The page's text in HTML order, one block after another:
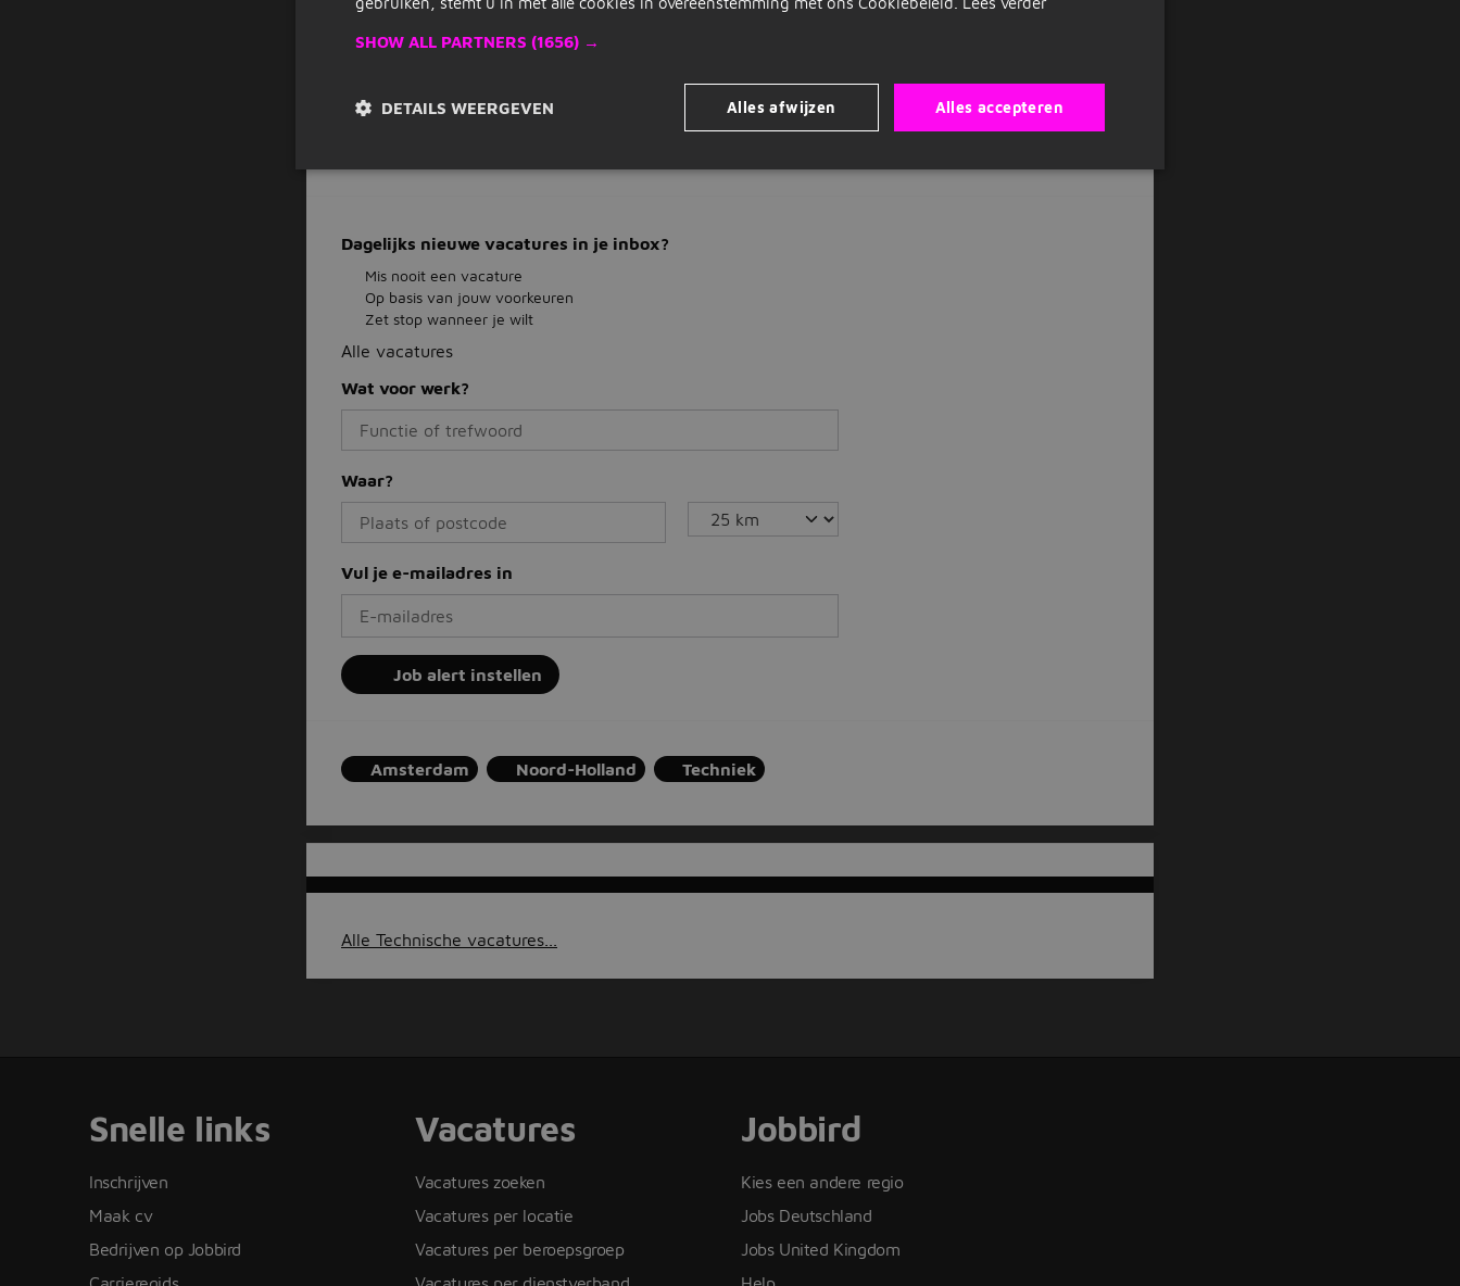
Nu solliciteren
Dagelijks nieuwe vacatures in je inbox?
Mis nooit een vacature
Op basis van jouw voorkeuren
Zet stop wanneer je wilt
Alle vacatures
Wat voor werk?
Waar?
Vul je e-mailadres in
Job alert instellen
Amsterdam Noord-Holland Techniek
Alle Technische vacatures...
Snelle links
Inschrijven
Maak cv
Bedrijven op Jobbird
Vacatures
Vacatures zoeken
Vacatures per locatie
Vacatures per beroepsgroep
Jobbird
Kies een andere regio
Jobs Deutschland
Jobs United Kingdom
SHOW ALL PARTNERS (1656) →
Alles accepteren
Alles afwijzen
DETAILS WEERGEVEN